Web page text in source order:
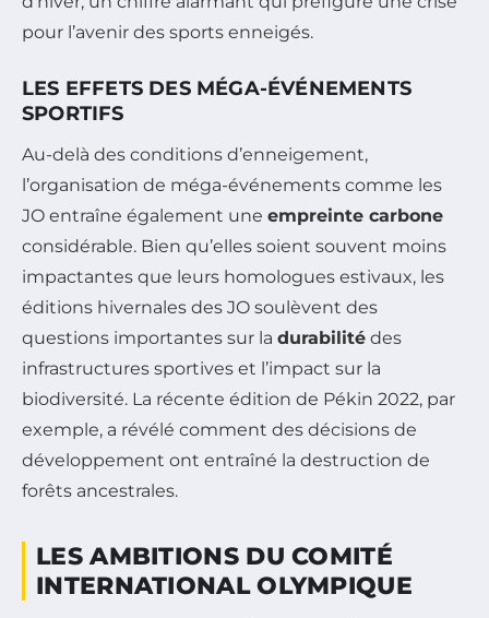
pour l’avenir des sports enneigés.
LES EFFETS DES MÉGA-ÉVÉNEMENTS
SPORTIFS
Au-delà des conditions d’enneigement,
l’organisation de méga-événements comme les
JO entraîne également une empreinte carbone
considérable. Bien qu’elles soient souvent moins
impactantes que leurs homologues estivaux, les
éditions hivernales des JO soulèvent des
questions importantes sur la durabilité des
infrastructures sportives et l’impact sur la
biodiversité. La récente édition de Pékin 2022, par
exemple, a révélé comment des décisions de
développement ont entraîné la destruction de
forêts ancestrales.
LES AMBITIONS DU COMITÉ
INTERNATIONAL OLYMPIQUE